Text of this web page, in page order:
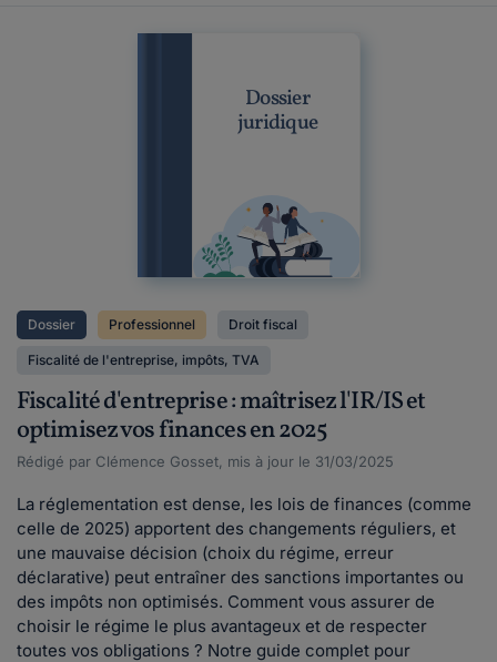
Dossier
juridique
Dossier Professionnel Droit fiscal
Fiscalité de l'entreprise, impôts, TVA
Fiscalité d'entreprise : maîtrisez l'IR/IS et
optimisez vos finances en 2025
Rédigé par Clémence Gosset, mis à jour le 31/03/2025
La réglementation est dense, les lois de finances (comme
celle de 2025) apportent des changements réguliers, et
une mauvaise décision (choix du régime, erreur
déclarative) peut entraîner des sanctions importantes ou
des impôts non optimisés. Comment vous assurer de
choisir le régime le plus avantageux et de respecter
toutes vos obligations ? Notre guide complet pour